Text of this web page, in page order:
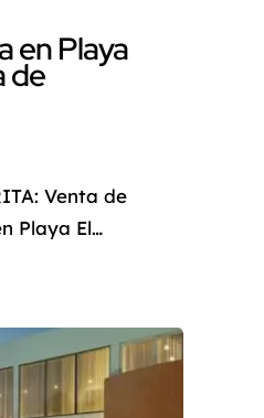
en Playa
de
Venta de
Playa El
en un
y belleza
Margarita,